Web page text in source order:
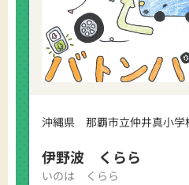
沖縄県 那覇市立仲井真小
伊野波 くらら
いのは くらら